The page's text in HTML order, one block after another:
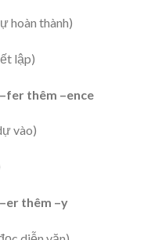
hoàn thành)
lập)
thêm –ence
vào)
thêm –y